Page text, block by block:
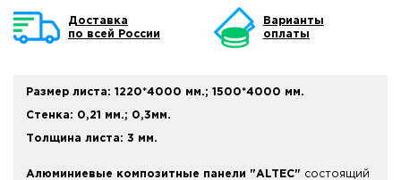
Доставка
по всей России
Варианты
оплаты
Размер листа: 1220*4000 мм.; 1500*4000 мм.
Стенка: 0,21 мм.; 0,3мм.
Толщина листа: 3 мм.
Алюминиевые композитные панели "ALTEC" состоящий